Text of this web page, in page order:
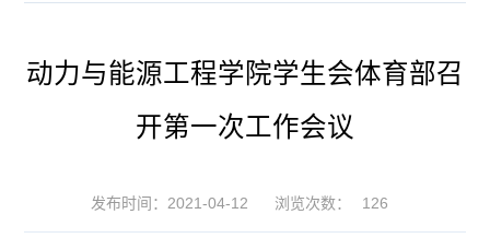
动力与能源工程学院学生会体育部召
开第一次工作会议
发布时间：2021-04-12 浏览次数： 126